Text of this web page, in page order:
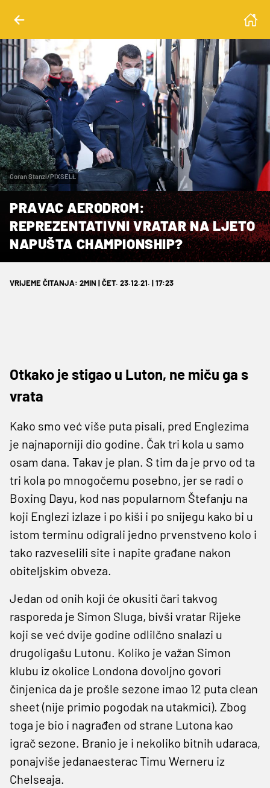
Goran Stanzl/PIXSELL
PRAVAC AERODROM:
REPREZENTATIVNI VRATAR NA LJETO
NAPUŠTA CHAMPIONSHIP?
VRIJEME ČITANJA: 2MIN | ČET. 23.12.21. | 17:23
Otkako je stigao u Luton, ne miču ga s
vrata
Kako smo već više puta pisali, pred Englezima
je najnaporniji dio godine. Čak tri kola u samo
osam dana. Takav je plan. S tim da je prvo od ta
tri kola po mnogočemu posebno, jer se radi o
Boxing Dayu, kod nas popularnom Štefanju na
koji Englezi izlaze i po kiši i po snijegu kako bi u
istom terminu odigrali jedno prvenstveno kolo i
tako razveselili site i napite građane nakon
obiteljskim obveza.
Jedan od onih koji će okusiti čari takvog
rasporeda je Simon Sluga, bivši vratar Rijeke
koji se već dvije godine odlilčno snalazi u
drugoligašu Lutonu. Koliko je važan Simon
klubu iz okolice Londona dovoljno govori
činjenica da je prošle sezone imao 12 puta clean
sheet (nije primio pogodak na utakmici). Zbog
toga je bio i nagrađen od strane Lutona kao
igrač sezone. Branio je i nekoliko bitnih udaraca,
ponajviše jedanaesterac Timu Werneru iz
Chelseaja.